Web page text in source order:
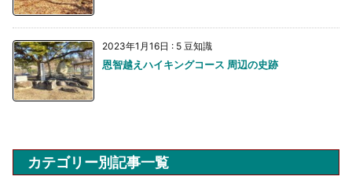
2023年1月16日 : 5 豆知識
恩智越えハイキングコース 周辺の史跡
カテゴリー別記事一覧